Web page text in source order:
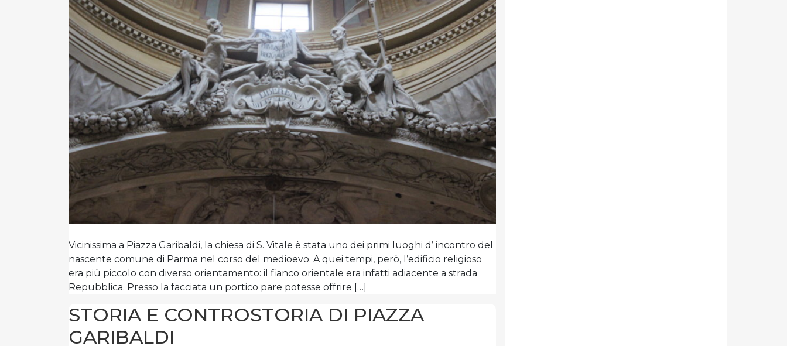
Vicinissima a Piazza Garibaldi, la chiesa di S. Vitale è stata uno dei primi luoghi d’ incontro del
nascente comune di Parma nel corso del medioevo. A quei tempi, però, l’edificio religioso
era più piccolo con diverso orientamento: il fianco orientale era infatti adiacente a strada
Repubblica. Presso la facciata un portico pare potesse offrire […]
STORIA E CONTROSTORIA DI PIAZZA
GARIBALDI